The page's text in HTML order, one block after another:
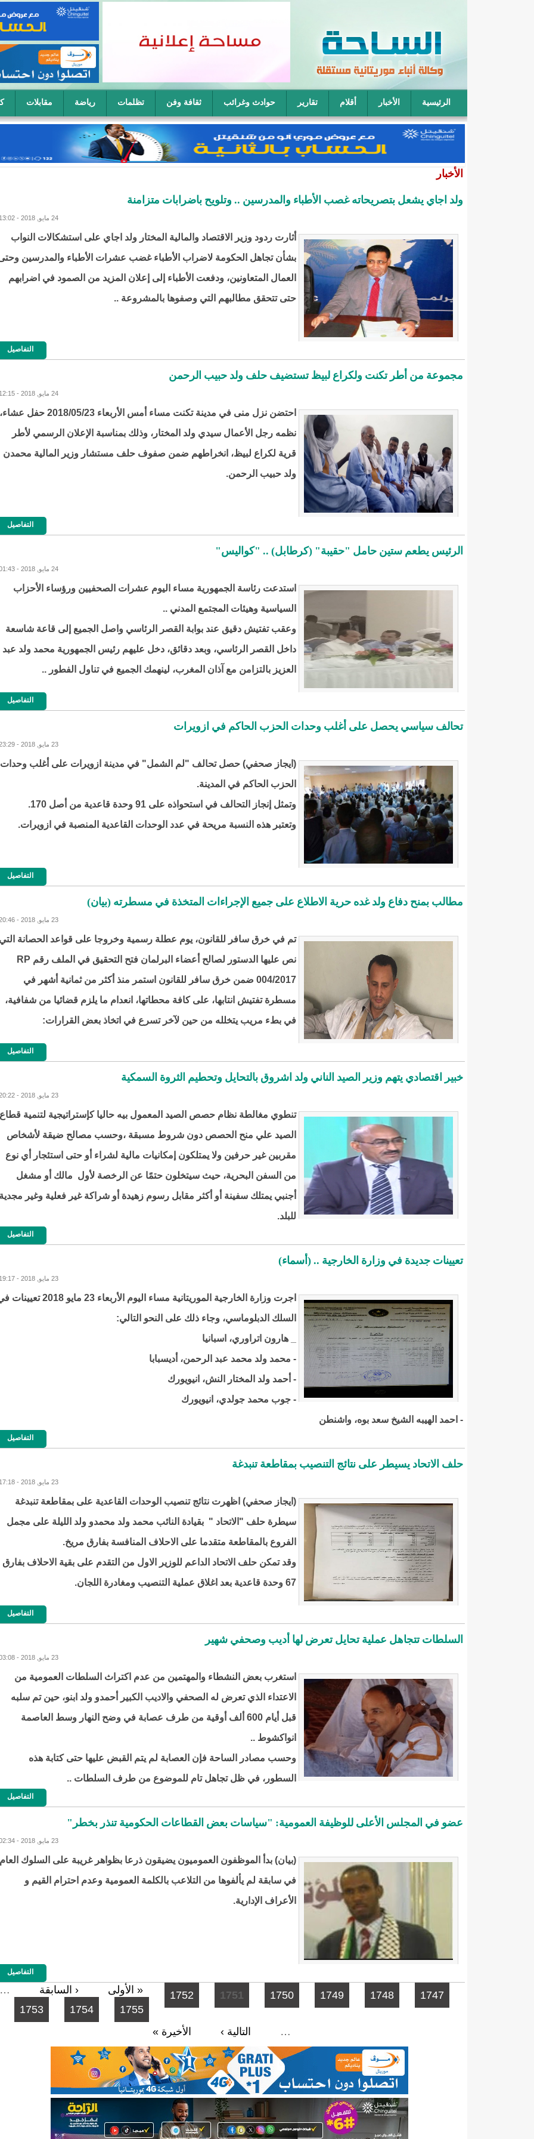
الرئيسية الأخبار أقلام تقارير حوادث وغرائب ثقافة وفن تظلمات رياضة مقابلات
فقيه موريتاني: يمكن لأربعة رجال أن يتناوبوا على نكاح سيدة في آن واحد
الأخبار
ولد اجاي يشعل بتصريحاته غصب الأطباء والمدرسين .. وتلويح باضرابات متزامنة
24 مايو, 2018 - 13:02
أثارت ردود وزير الاقتصاد والمالية المختار ولد اجاي على استشكالات النواب
بشأن تجاهل الحكومة لاضراب الأطباء غضب عشرات الأطباء والمدرسين
العمال المتعاونين، ودفعت الأطباء إلى إعلان المزيد من الصمود في اضرابهم
حتى تتحقق مطالبهم التي وصفوها بالمشروعة ..
التفاصيل
مجموعة من أطر تكنت ولكراع لبيظ تستضيف حلف ولد حبيب الرحمن
24 مايو, 2018 - 12:15
احتضن نزل منى في مدينة تكنت مساء أمس الأربعاء 2018/05/23 حفل عشاء،
نظمه رجل الأعمال سيدي ولد المختار، وذلك بمناسبة الإعلان الرسمي لأطر
قرية لكراع لبيظ، انخراطهم ضمن صفوف حلف مستشار وزير المالية محمدن
ولد حبيب الرحمن.
التفاصيل
الرئيس يطعم ستين حامل "حقيبة" (كرطابل) .. "كواليس"
24 مايو, 2018 - 01:43
استدعت رئاسة الجمهورية مساء اليوم عشرات الصحفيين ورؤساء الأحزاب
السياسية وهيئات المجتمع المدني ..
وعقب تفتيش دقيق عند بوابة القصر الرئاسي واصل الجميع إلى قاعة شاسعة
داخل القصر الرئاسي، وبعد دقائق، دخل عليهم رئيس الجمهورية محمد ولد عبد
العزيز بالتزامن مع آذان المغرب، لينهمك الجميع في تناول الفطور ..
التفاصيل
تحالف سياسي يحصل على أغلب وحدات الحزب الحاكم في ازويرات
23 مايو, 2018 - 23:29
(ايجاز صحفي) حصل تحالف "لم الشمل" في مدينة ازويرات على أغلب وحدات
الحزب الحاكم في المدينة.
وتمثل إنجاز التحالف في استحواذه على 91 وحدة قاعدية من أصل 170.
وتعتبر هذه النسبة مريحة في عدد الوحدات القاعدية المنصبة في ازويرات.
التفاصيل
مطالب بمنح دفاع ولد غده حرية الاطلاع على جميع الإجراءات المتخذة في مسطرته (بيان)
23 مايو, 2018 - 20:46
تم في خرق سافر للقانون، يوم عطلة رسمية وخروجا على قواعد الحصانة
نص عليها الدستور لصالح أعضاء البرلمان فتح التحقيق في الملف رقم RP
004/2017 ضمن خرق سافر للقانون استمر منذ أكثر من ثمانية أشهر في
مسطرة تفتيش انتابها، على كافة محطاتها، انعدام ما يلزم قضائيا من شفافية،
في بطء مريب يتخلله من حين لآخر تسرع في اتخاذ بعض القرارات:
التفاصيل
خبير اقتصادي يتهم وزير الصيد الناني ولد اشروق بالتحايل وتحطيم الثروة السمكية
23 مايو, 2018 - 20:22
تنطوي مغالطة نظام حصص الصيد المعمول بيه حاليا كإستراتيجية لتنمية قطاع
الصيد علي منح الحصص دون شروط مسبقة ،وحسب مصالح ضيقة لأشخاص
مقربين غير حرفين ولا يمتلكون إمكانيات مالية لشراء أو حتى استئجار أي نوع
من السفن البحرية، حيث سيتخلون حتمًا عن الرخصة لأول مالك أو مشغل
أجنبي يمتلك سفينة أو أكثر مقابل رسوم زهيدة أو شراكة غير فعلية وغير
للبلد.
التفاصيل
تعيينات جديدة في وزارة الخارجية .. (أسماء)
23 مايو, 2018 - 19:17
اجرت وزارة الخارجية الموريتانية مساء اليوم الأربعاء 23 مايو 2018
السلك الدبلوماسي، وجاء ذلك على النحو التالي:
_ هارون اتراوري، اسبانيا
- محمد ولد محمد عبد الرحمن، أديسبابا
- أحمد ولد المختار النش، انيويورك
- جوب محمد جولدي، انيويورك
- احمد الهيبه الشيخ سعد بوه، واشنطن
التفاصيل
حلف الاتحاد يسيطر على نتائج التنصيب بمقاطعة تنبدغة
23 مايو, 2018 - 17:18
(ايجاز صحفي) اظهرت نتائج تنصيب الوحدات القاعدية على بمقاطعة تنبدغة
سيطرة حلف "الاتحاد " بقيادة النائب محمد ولد محمدو ولد الليلة على مجمل
الفروع بالمقاطعة متقدما على الاحلاف المنافسة بفارق مريخ.
وقد تمكن حلف الاتحاد الداعم للوزير الاول من التقدم على بقية الاحلاف بفارق
67 وحدة قاعدية بعد اغلاق عملية التنصيب ومغادرة اللجان.
التفاصيل
السلطات تتجاهل عملية تحايل تعرض لها أديب وصحفي شهير
23 مايو, 2018 - 03:08
استغرب بعض النشطاء والمهتمين من عدم اكتراث السلطات العمومية من
الاعتداء الذي تعرض له الصحفي والاديب الكبير أحمدو ولد ابنو، حين تم سلبه
قبل أيام 600 ألف أوقية من طرف عصابة في وضح النهار وسط العاصمة
انواكشوط ..
وحسب مصادر الساحة فإن العصابة لم يتم القبض عليها حتى كتابة هذه
السطور، في ظل تجاهل تام للموضوع من طرف السلطات ..
التفاصيل
عضو في المجلس اﻷعلى للوظيفة العمومية: "سياسات بعض القطاعات الحكومية تنذر بخطر"
23 مايو, 2018 - 02:34
(بيان) بدأ الموظفون العموميون يضيقون ذرعا بظواهر غريبة على السلوك العام
في سابقة لم يألفوها من التلاعب بالكلمة العمومية وعدم احترام القيم و
اﻷعراف اﻹدارية.
التفاصيل
الصفحات « الأولى ‹ السابقة … 1747
1748
1749
1750
1751
1752
1753
1754
1755
…
التالية › الأخيرة »